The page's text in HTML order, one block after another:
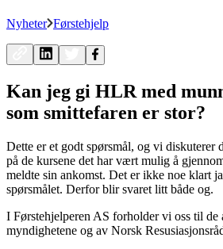
Nyheter Førstehjelp
Kan jeg gi HLR med
som smittefaren er stor?
Dette er et godt spørsmål, og vi diskuterer
på de kursene det har vært mulig å
meldte sin ankomst. Det er ikke noe klart
spørsmålet. Derfor blir svaret litt både og.
I Førstehjelperen AS forholder vi oss til de
myndighetene og av Norsk